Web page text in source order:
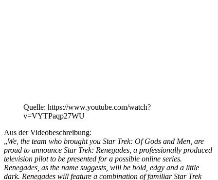
Quelle: https://www.youtube.com/watch?
v=VYTPaqp27WU
Aus der Videobeschreibung:
„We, the team who brought you Star Trek: Of Gods and Men, are
proud to announce Star Trek: Renegades, a professionally produced
television pilot to be presented for a possible online series.
Renegades, as the name suggests, will be bold, edgy and a little
dark. Renegades will feature a combination of familiar Star Trek